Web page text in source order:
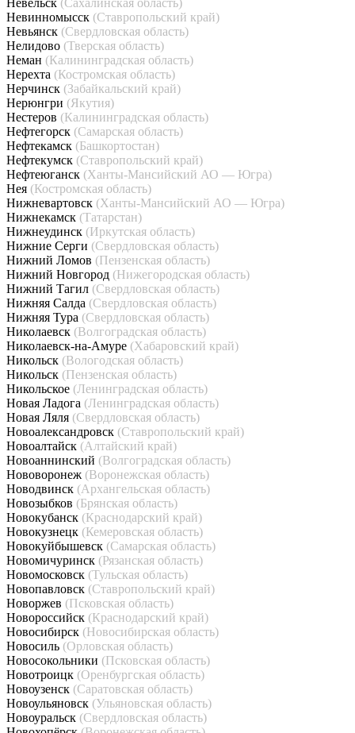
Невельск (Сахалинская область)
Невинномысск (Ставропольский край)
Невьянск (Свердловская область)
Нелидово (Тверская область)
Неман (Калининградская область)
Нерехта (Костромская область)
Нерчинск (Забайкальский край)
Нерюнгри (Якутия)
Нестеров (Калининградская область)
Нефтегорск (Самарская область)
Нефтекамск (Башкортостан)
Нефтекумск (Ставропольский край)
Нефтеюганск (Ханты-Мансийский АО — Югра)
Нея (Костромская область)
Нижневартовск (Ханты-Мансийский АО — Югра)
Нижнекамск (Татарстан)
Нижнеудинск (Иркутская область)
Нижние Серги (Свердловская область)
Нижний Ломов (Пензенская область)
Нижний Новгород (Нижегородская область)
Нижний Тагил (Свердловская область)
Нижняя Салда (Свердловская область)
Нижняя Тура (Свердловская область)
Николаевск (Волгоградская область)
Николаевск-на-Амуре (Хабаровский край)
Никольск (Вологодская область)
Никольск (Пензенская область)
Никольское (Ленинградская область)
Новая Ладога (Ленинградская область)
Новая Ляля (Свердловская область)
Новоалександровск (Ставропольский край)
Новоалтайск (Алтайский край)
Новоаннинский (Волгоградская область)
Нововоронеж (Воронежская область)
Новодвинск (Архангельская область)
Новозыбков (Брянская область)
Новокубанск (Краснодарский край)
Новокузнецк (Кемеровская область)
Новокуйбышевск (Самарская область)
Новомичуринск (Рязанская область)
Новомосковск (Тульская область)
Новопавловск (Ставропольский край)
Новоржев (Псковская область)
Новороссийск (Краснодарский край)
Новосибирск (Новосибирская область)
Новосиль (Орловская область)
Новосокольники (Псковская область)
Новотроицк (Оренбургская область)
Новоузенск (Саратовская область)
Новоульяновск (Ульяновская область)
Новоуральск (Свердловская область)